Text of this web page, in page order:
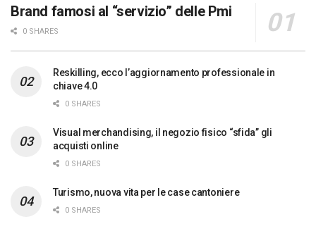
Brand famosi al “servizio” delle Pmi
0 SHARES
Reskilling, ecco l’aggiornamento professionale in
chiave 4.0
0 SHARES
Visual merchandising, il negozio fisico “sfida” gli
acquisti online
0 SHARES
Turismo, nuova vita per le case cantoniere
0 SHARES